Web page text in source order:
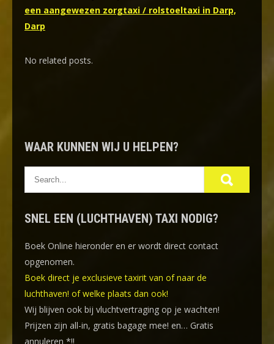
een aangewezen zorgtaxi / rolstoeltaxi in Darp,
Darp
No related posts.
WAAR KUNNEN WIJ U HELPEN?
SNEL EEN (LUCHTHAVEN) TAXI NODIG?
Boek Online hieronder en er wordt direct contact
opgenomen.
Boek direct je exclusieve taxirit van of naar de
luchthaven! of welke plaats dan ook!
Wij blijven ook bij vluchtvertraging op je wachten!
Prijzen zijn all-in, gratis bagage mee! en… Gratis
annuleren *!!